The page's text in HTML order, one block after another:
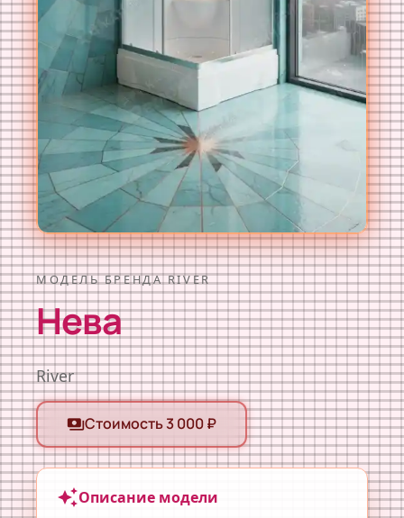
МОДЕЛЬ БРЕНДА RIVER
Hева
River
paymentsСтоимость 3 000 ₽
auto_awesomeОписание модели